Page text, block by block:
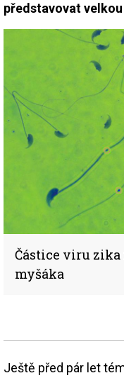
představovat
Částice viru
myšáka
Ještě před pár let